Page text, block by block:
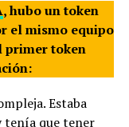
, hubo un token
el mismo equipo
primer token
Estaba
tenía que tener